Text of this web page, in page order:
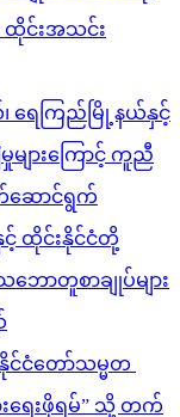
ထိုင်းအသင်း
ရေကြည်မြို့နယ်နှင့်
ျားကြောင့် ကူညီ
ဆောင်ရွက်
င့် ထိုင်းနိုင်ငံတို့
ဘောတူစာချုပ်များ
င်ငံတော်သမ္မတ
းရေးဖိုရမ်” သို့ တက်